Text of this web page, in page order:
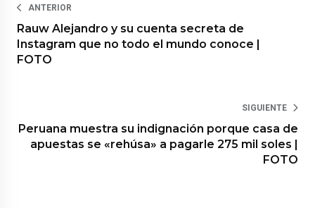
ANTERIOR
Rauw Alejandro y su cuenta secreta de
Instagram que no todo el mundo conoce |
FOTO
SIGUIENTE
Peruana muestra su indignación porque casa de
apuestas se «rehúsa» a pagarle 275 mil soles |
FOTO